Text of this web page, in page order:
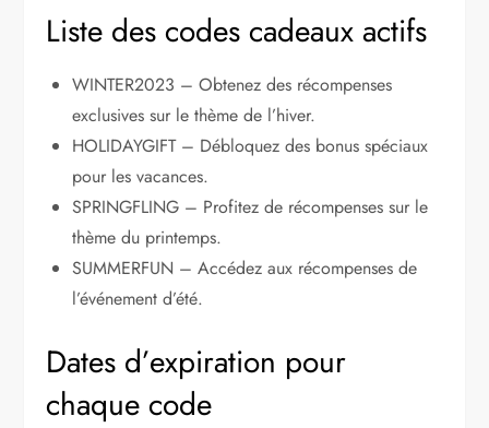
Liste des codes cadeaux actifs
WINTER2023 – Obtenez des récompenses
exclusives sur le thème de l’hiver.
HOLIDAYGIFT – Débloquez des bonus spéciaux
pour les vacances.
SPRINGFLING – Profitez de récompenses sur le
thème du printemps.
SUMMERFUN – Accédez aux récompenses de
l’événement d’été.
Dates d’expiration pour
chaque code